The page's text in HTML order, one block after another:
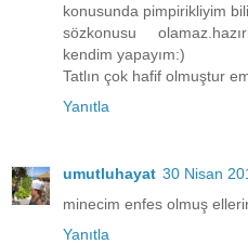
konusunda pimpirikliyim
sözkonusu
kendim yapayım:)
Tatlın çok hafif olmuştur
Yanıtla
umutluhayat 30 Nisan
minecim enfes olmuş
Yanıtla